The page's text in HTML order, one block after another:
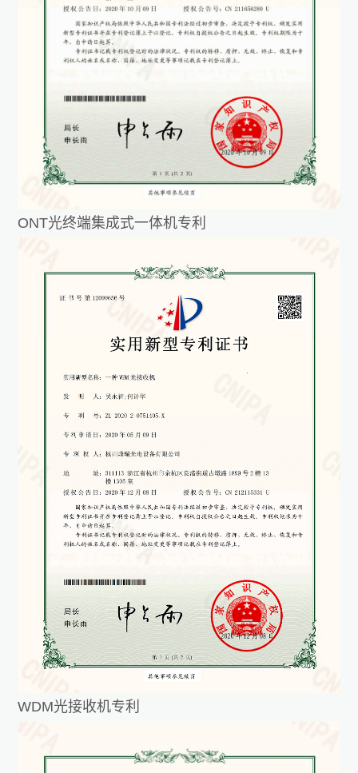
ONT光终端集成式一体机专利
WDM光接收机专利